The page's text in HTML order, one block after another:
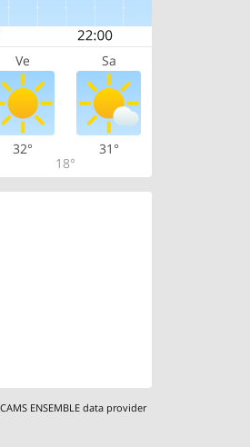
Ve Sa
32°
18°
31°
CAMS ENSEMBLE data provider